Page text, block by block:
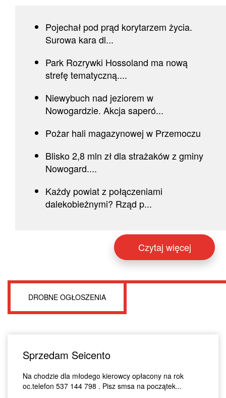
Pojechał pod prąd korytarzem życia.
Surowa kara dl...
Park Rozrywki Hossoland ma nową
strefę tematyczną....
Niewybuch nad jeziorem w
Nowogardzie. Akcja saperó...
Pożar hali magazynowej w Przemoczu
Blisko 2,8 mln zł dla strażaków z gminy
Nowogard....
Każdy powiat z połączeniami
dalekobieżnymi? Rząd p...
Czytaj więcej
DROBNE OGŁOSZENIA
Sprzedam Seicento
Na chodzie dla młodego kierowcy opłacony na rok
oc.telefon 537 144 798 . Pisz smsa na początek...